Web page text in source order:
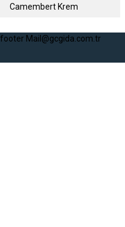
Camembert Krem
footer Mail@gcgida.com.tr